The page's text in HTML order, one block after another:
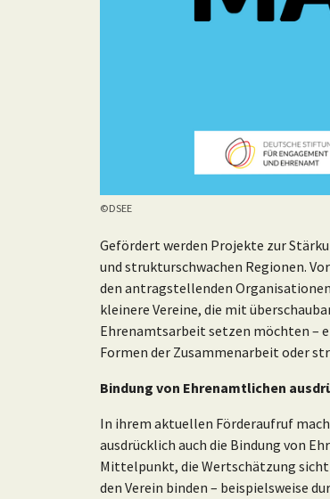
©DSEE
Gefördert werden Projekte zur
und strukturschwachen Regionen.
den antragstellenden
kleinere Vereine, die mit
Ehrenamtsarbeit setzen möchten –
Formen der Zusammenarbeit oder
Bindung von Ehrenamtlichen
In ihrem aktuellen Förderaufruf
ausdrücklich auch die Bindung von
Mittelpunkt, die Wertschätzung
den Verein binden – beispielsweise